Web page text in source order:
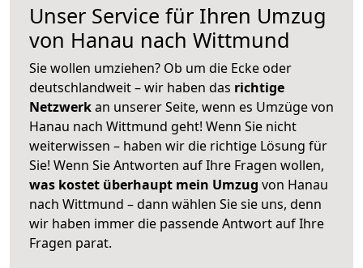
Unser Service für Ihren Umzug
von Hanau nach Wittmund
Sie wollen umziehen? Ob um die Ecke oder
deutschlandweit – wir haben das richtige
Netzwerkan unserer Seite, wenn es Umzüge von
Hanau nach Wittmund geht! Wenn Sie nicht
weiterwissen – haben wir die richtige Lösung für
Sie! Wenn Sie Antworten auf Ihre Fragen wollen,
was kostet überhaupt mein Umzug von Hanau
nach Wittmund – dann wählen Sie sie uns, denn
wir haben immer die passende Antwort auf Ihre
Fragen parat.